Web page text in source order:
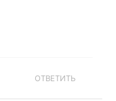
ОТВЕТИТЬ